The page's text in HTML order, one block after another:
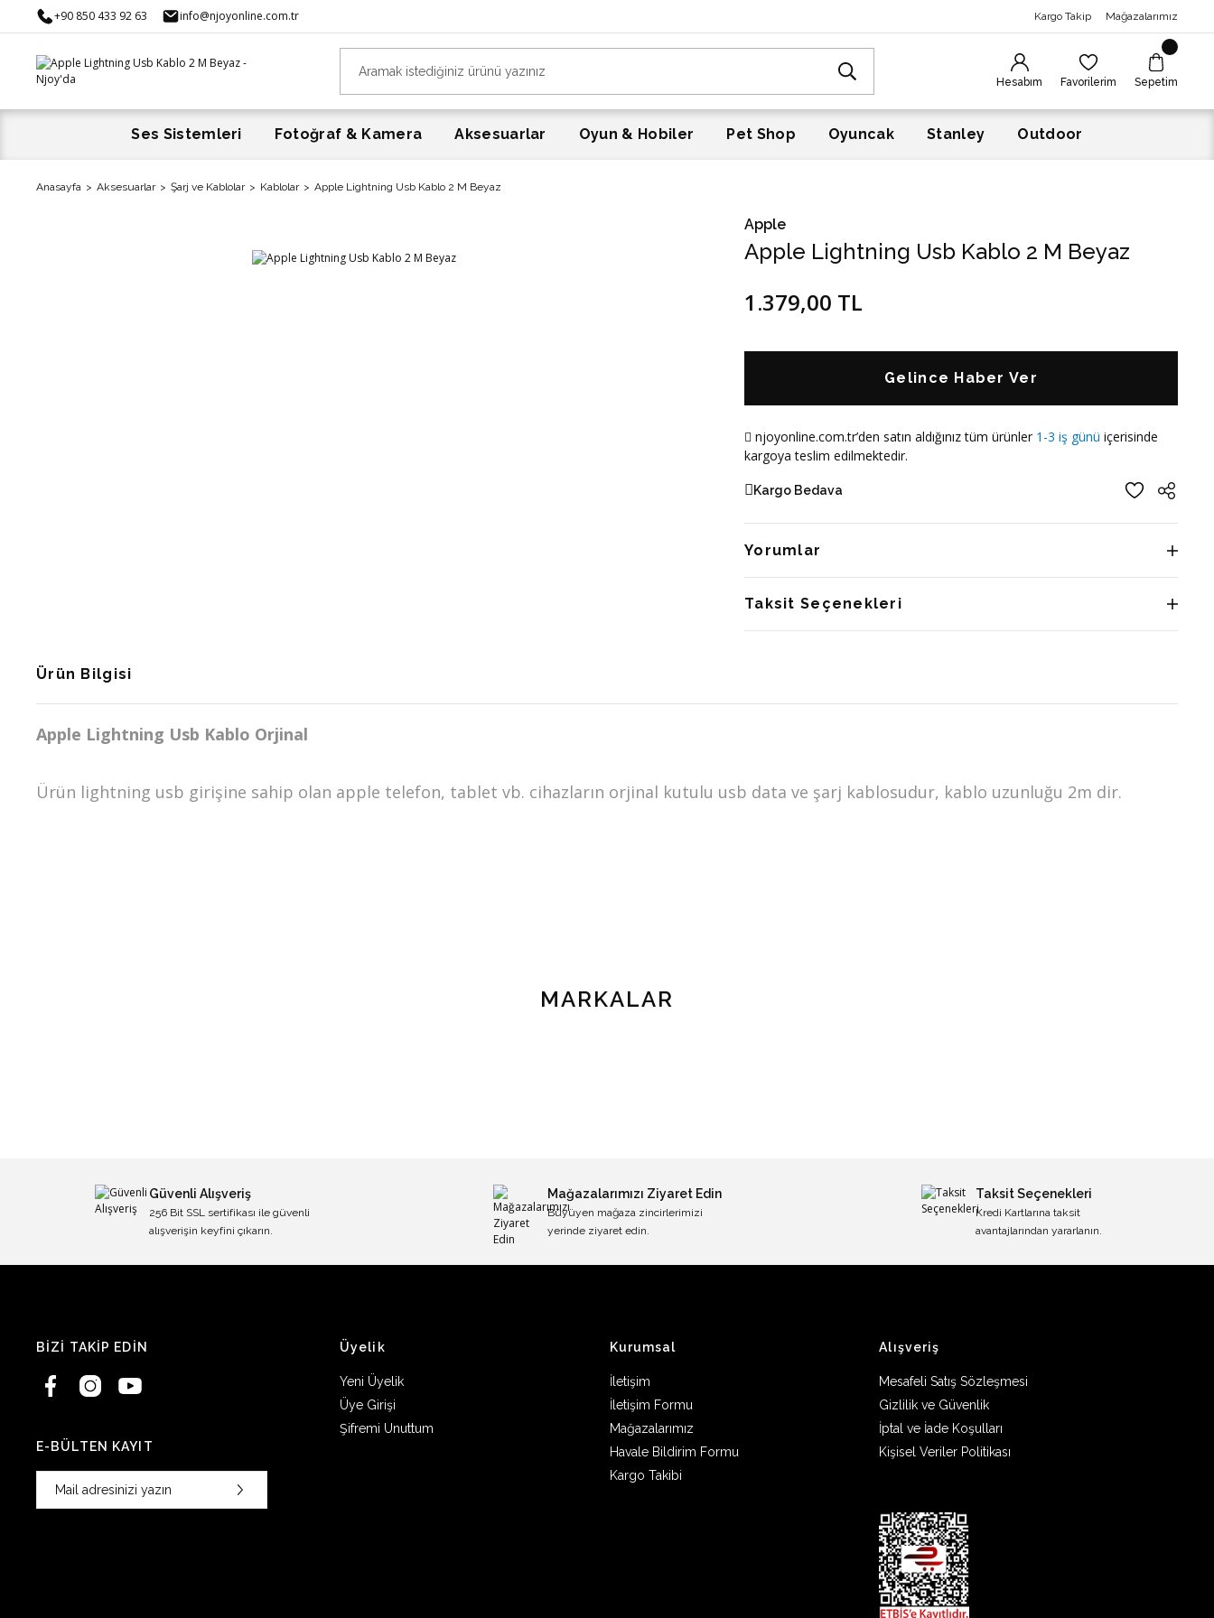
+90 850 433 92 63 info@njoyonline.com.tr Kargo Takip Mağazalarımız
Hesabım Favorilerim Sepetim
Ses Sistemleri Fotoğraf & Kamera Aksesuarlar Oyun & Hobiler Pet Shop Oyuncak Stanley Outdoor
Anasayfa Aksesuarlar Şarj ve Kablolar Kablolar Apple Lightning Usb Kablo 2 M Beyaz
Apple
Apple Lightning Usb Kablo 2 M Beyaz
1.379,00 TL
Gelince Haber Ver
njoyonline.com.tr’den satın aldığınız tüm ürünler 1-3 iş günü içerisinde
kargoya teslim edilmektedir.
Kargo Bedava
Yorumlar
Taksit Seçenekleri
Ürün Bilgisi
Apple Lightning Usb Kablo Orjinal
Ürün lightning usb girişine sahip olan apple telefon, tablet vb. cihazların orjinal kutulu usb data ve şarj kablosudur, kablo uzunluğu 2m dir.
MARKALAR
Güvenli Alışveriş
256 Bit SSL sertifikası ile güvenli
alışverişin keyfini çıkarın.
Mağazalarımızı Ziyaret Edin
Büyüyen mağaza zincirlerimizi
yerinde ziyaret edin.
Taksit Seçenekleri
Kredi Kartlarına taksit
avantajlarından yararlanın.
BİZİ TAKİP EDİN
E-BÜLTEN KAYIT
Üyelik
Yeni Üyelik
Üye Girişi
Şifremi Unuttum
Kurumsal
İletişim
İletişim Formu
Mağazalarımız
Havale Bildirim Formu
Kargo Takibi
Alışveriş
Mesafeli Satış Sözleşmesi
Gizlilik ve Güvenlik
İptal ve İade Koşulları
Kişisel Veriler Politikası